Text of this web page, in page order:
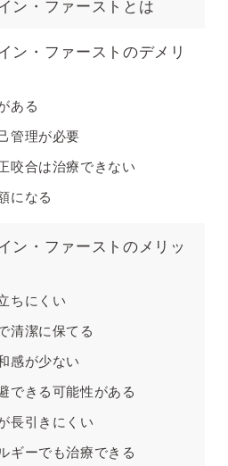
ン・ファーストとは
ン・ファーストのデメリ
ある
管理が必要
咬合は治療できない
になる
ン・ファーストのメリッ
ちにくい
清潔に保てる
感が少ない
できる可能性がある
長引きにくい
ギーでも治療できる